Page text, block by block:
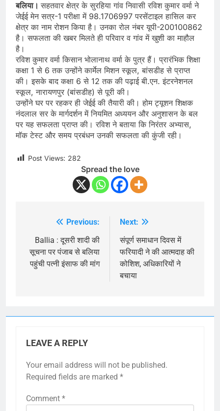
बलिया।सहतवार क्षेत्र के सुरहिया गांव निवासी रविश कुमार वर्मा ने
जेईई मेन सत्र-1 परीक्षा में 98.1706997 परसेंटाइल हासिल कर
क्षेत्र का नाम रोशन किया है। उनका रोल नंबर यूपी-200100862
है। सफलता की खबर मिलते ही परिवार व गांव में खुशी का माहौल
है।
रविश कुमार वर्मा किसान भोलानाथ वर्मा के पुत्र हैं। प्रारंभिक शिक्षा
कक्षा 1 से 6 तक उन्होंने कार्मेल मिशन स्कूल, बांसडीह से प्राप्त
की। इसके बाद कक्षा 6 से 12 तक की पढ़ाई बी.एन. इंटरनेशनल
स्कूल, नारायणपुर (बांसडीह) से पूरी की।
उन्होंने घर पर रहकर ही जेईई की तैयारी की। होम ट्यूशन शिक्षक
नंदलाल सर के मार्गदर्शन में नियमित अध्ययन और अनुशासन के बल
पर यह सफलता प्राप्त की। रविश ने बताया कि निरंतर अभ्यास,
मॉक टेस्ट और समय प्रबंधन उनकी सफलता की कुंजी रही।
Post Views: 282
Spread the love
navigation
Previous:
Ballia : दूसरी शादी की
सूचना पर पंजाब से बलिया
पहुंची पत्नी इंसाफ की मांग
Next:
संपूर्ण समाधान दिवस में
फरियादी ने की आत्मदाह की
कोशिश, अधिकारियों ने
बचाया
LEAVE A REPLY
Your email address will not be published.
Required fields are marked *
Comment *